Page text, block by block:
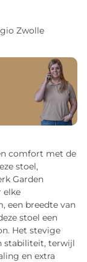
Zwolle
comfort met de
stoel,
Garden
elke
een breedte van
stoel een
Het stevige
stabiliteit, terwijl
en extra